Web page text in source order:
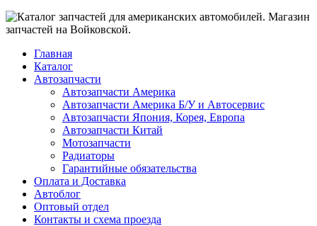
Главная
Каталог
Автозапчасти
Автозапчасти Америка
Автозапчасти Америка Б/У и Автосервис
Автозапчасти Япония, Корея, Европа
Автозапчасти Китай
Мотозапчасти
Радиаторы
Гарантийные обязательства
Оплата и Доставка
Автоблог
Оптовый отдел
Контакты и схема проезда